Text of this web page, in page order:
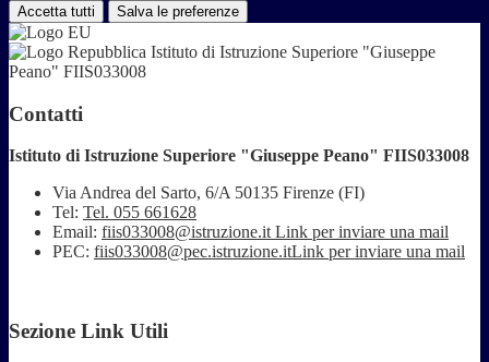
Accetta tutti Salva le preferenze
Istituto di Istruzione Superiore "Giuseppe
Peano" FIIS033008
Contatti
Istituto di Istruzione Superiore "Giuseppe Peano" FIIS033008
Via Andrea del Sarto, 6/A 50135 Firenze (FI)
Tel: Tel. 055 661628
Email: fiis033008@istruzione.it Link per inviare una mail
PEC: fiis033008@pec.istruzione.itLink per inviare una mail
Sezione Link Utili